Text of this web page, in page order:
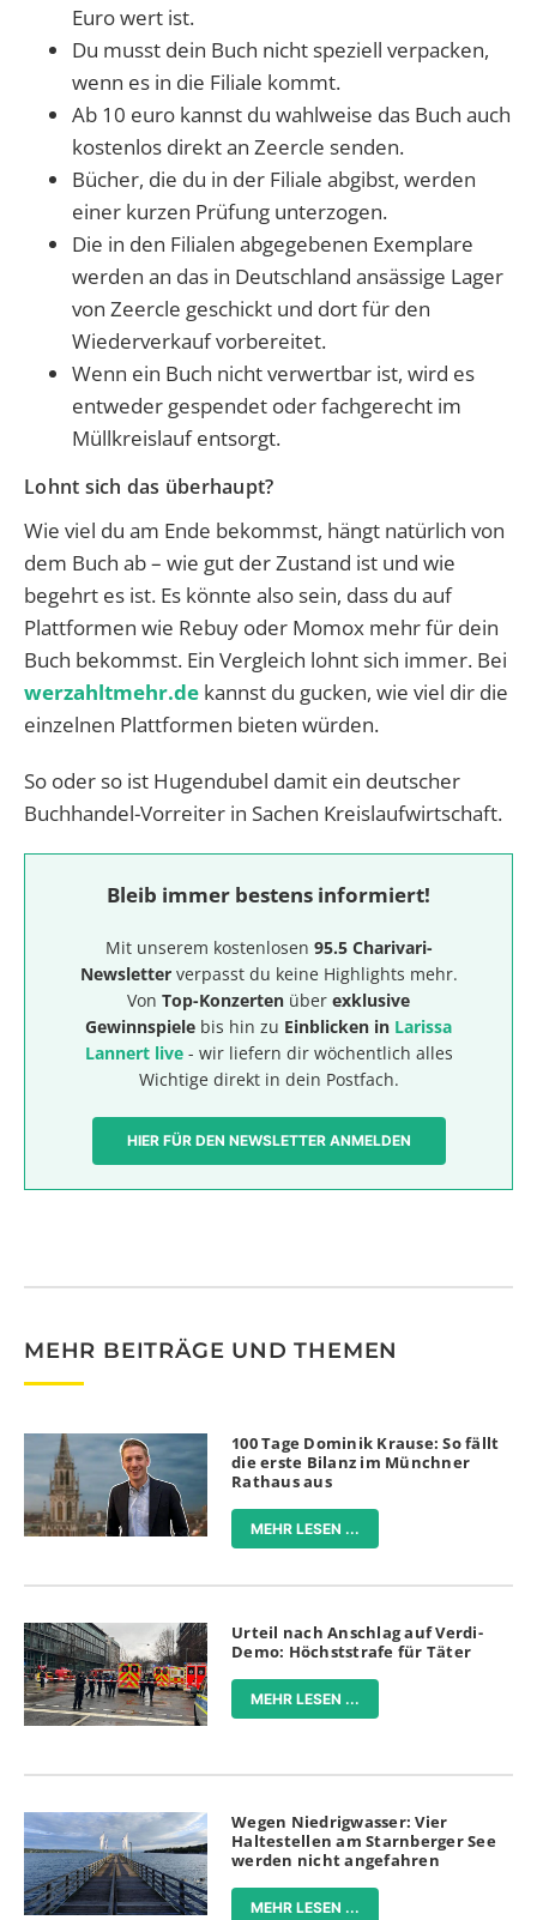
Euro wert ist.
Du musst dein Buch nicht speziell verpacken,
wenn es in die Filiale kommt.
Ab 10 euro kannst du wahlweise das Buch auch
kostenlos direkt an Zeercle senden.
Bücher, die du in der Filiale abgibst, werden
einer kurzen Prüfung unterzogen.
Die in den Filialen abgegebenen Exemplare
werden an das in Deutschland ansässige Lager
von Zeercle geschickt und dort für den
Wiederverkauf vorbereitet.
Wenn ein Buch nicht verwertbar ist, wird es
entweder gespendet oder fachgerecht im
Müllkreislauf entsorgt.
Lohnt sich das überhaupt?
Wie viel du am Ende bekommst, hängt natürlich von
dem Buch ab – wie gut der Zustand ist und wie
begehrt es ist. Es könnte also sein, dass du auf
Plattformen wie Rebuy oder Momox mehr für dein
Buch bekommst. Ein Vergleich lohnt sich immer. Bei
werzahltmehr.de kannst du gucken, wie viel dir die
einzelnen Plattformen bieten würden.
So oder so ist Hugendubel damit ein deutscher
Buchhandel-Vorreiter in Sachen Kreislaufwirtschaft.
Bleib immer bestens informiert!
Mit unserem kostenlosen 95.5 Charivari-
Newsletterverpasst du keine Highlights mehr.
Von Top-Konzerten über exklusive
Gewinnspiele bis hin zu Einblicken in Larissa
Lannert live- wir liefern dir wöchentlich alles
Wichtige direkt in dein Postfach.
HIER FÜR DEN NEWSLETTER ANMELDEN
MEHR BEITRÄGE UND THEMEN
100 Tage Dominik Krause: So fällt
die erste Bilanz im Münchner
Rathaus aus
MEHR LESEN ...
Urteil nach Anschlag auf Verdi-
Demo: Höchststrafe für Täter
MEHR LESEN ...
Wegen Niedrigwasser: Vier
Haltestellen am Starnberger See
werden nicht angefahren
MEHR LESEN ...